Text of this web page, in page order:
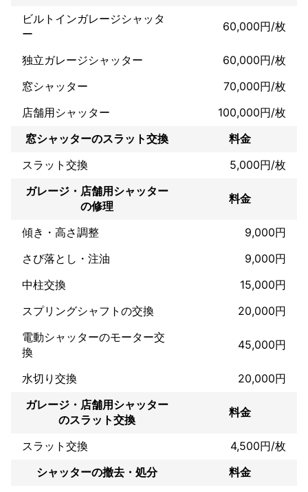
ビルトインガレージシャッタ
ー
60,000円/枚
独立ガレージシャッター
60,000円/枚
窓シャッター
70,000円/枚
店舗用シャッター
100,000円/枚
窓シャッターのスラット交換
料金
スラット交換
5,000円/枚
ガレージ・店舗用シャッター
の修理
料金
傾き・高さ調整
9,000円
さび落とし・注油
9,000円
中柱交換
15,000円
スプリングシャフトの交換
20,000円
電動シャッターのモーター交
換
45,000円
水切り交換
20,000円
ガレージ・店舗用シャッター
のスラット交換
料金
スラット交換
4,500円/枚
シャッターの撤去・処分
料金